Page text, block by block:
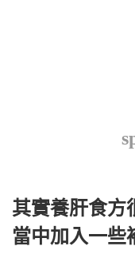
其實養肝食方
當中加入一些